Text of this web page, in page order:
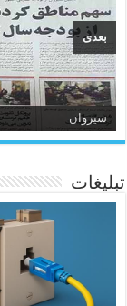
سیروان
ئاژانسی هەواڵی مێهر
بعدی
تبلیغات